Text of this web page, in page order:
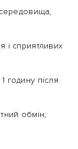
і сприятливих
годину після
обмін;